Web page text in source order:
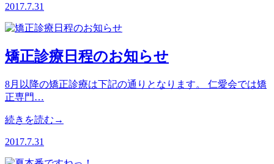
2017.7.31
矯正診療日程のお知らせ
8月以降の矯正診療は下記の通りとなります。 仁愛会では矯
正専門…
続きを読む→
2017.7.31